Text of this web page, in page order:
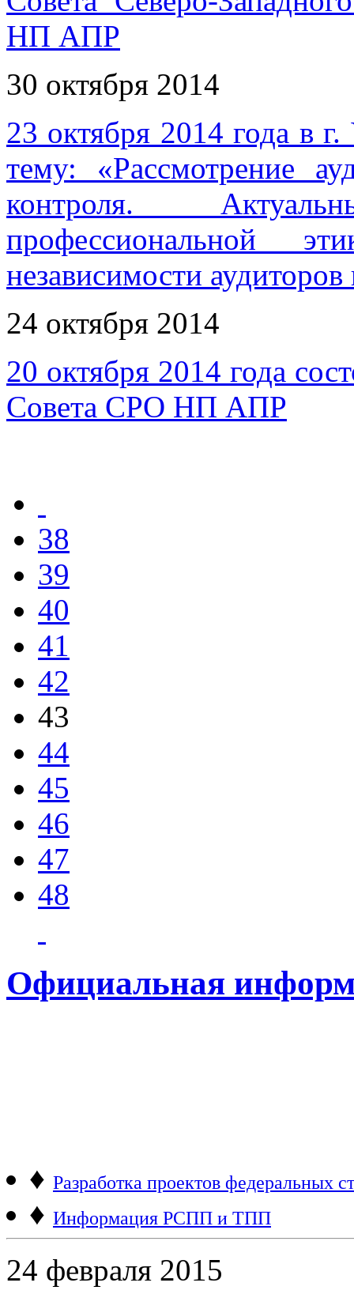
НП АПР
30 октября 2014
23 октября 2014 года в
тему: «Рассмотрение
контроля.
профессиональной
независимости
24 октября 2014
20 октября 2014 года
Совета СРО НП АПР
38
39
40
41
42
43
44
45
46
47
48
Официальная
♦ Разработка проектов федеральных
♦ Информация РСПП и ТПП
24 февраля 2015